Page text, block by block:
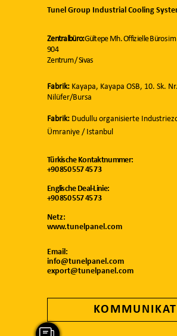
Tunel Group Industrial Cooling
Zentralbüro:Gültepe Mh. Offizielle Büros
904
Zentrum / Sivas
Fabrik:Kayapa, Kayapa OSB, 10. Sk.
Nilüfer/Bursa
Fabrik:Dudullu organisierte
Ümraniye / Istanbul
Türkische Kontaktnummer:
+90 850 557 45 73
Englische Deal-Linie:
+90 850 557 45 73
Netz:
www.tunelpanel.com
Email:
info@tunelpanel.com
export@tunelpanel.com